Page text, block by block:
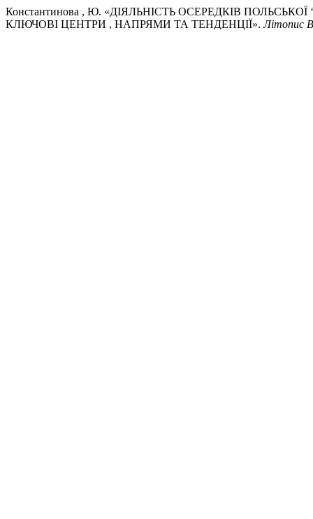
Константинова , Ю. «ДІЯЛЬНІСТЬ ОСЕРЕДКІВ
КЛЮЧОВІ ЦЕНТРИ , НАПРЯМИ ТА ТЕНДЕНЦІЇ».Літопис